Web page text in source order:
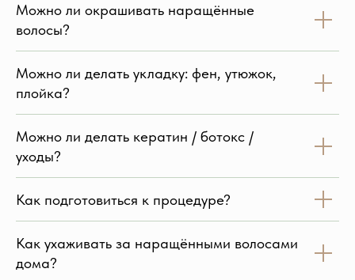
Можно ли окрашивать наращённые
волосы?
Можно ли делать укладку: фен, утюжок,
плойка?
Можно ли делать кератин / ботокс /
уходы?
Как подготовиться к процедуре?
Как ухаживать за наращёнными волосами
дома?